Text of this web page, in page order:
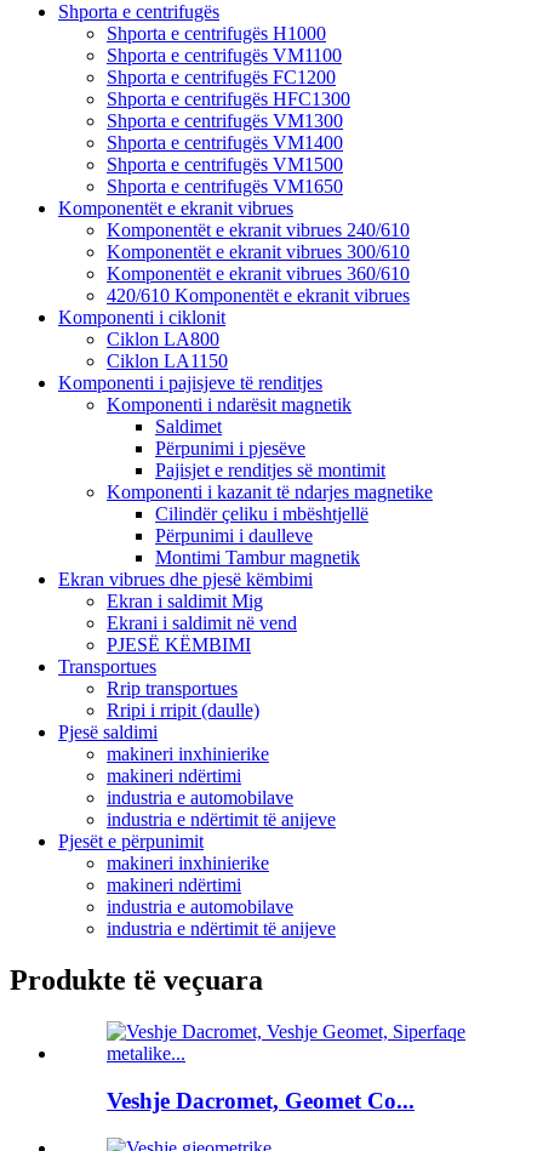
Shporta e centrifugës
Shporta e centrifugës H1000
Shporta e centrifugës VM1100
Shporta e centrifugës FC1200
Shporta e centrifugës HFC1300
Shporta e centrifugës VM1300
Shporta e centrifugës VM1400
Shporta e centrifugës VM1500
Shporta e centrifugës VM1650
Komponentët e ekranit vibrues
Komponentët e ekranit vibrues 240/610
Komponentët e ekranit vibrues 300/610
Komponentët e ekranit vibrues 360/610
420/610 Komponentët e ekranit vibrues
Komponenti i ciklonit
Ciklon LA800
Ciklon LA1150
Komponenti i pajisjeve të renditjes
Komponenti i ndarësit magnetik
Saldimet
Përpunimi i pjesëve
Pajisjet e renditjes së montimit
Komponenti i kazanit të ndarjes magnetike
Cilindër çeliku i mbështjellë
Përpunimi i daulleve
Montimi Tambur magnetik
Ekran vibrues dhe pjesë këmbimi
Ekran i saldimit Mig
Ekrani i saldimit në vend
PJESË KËMBIMI
Transportues
Rrip transportues
Rripi i rripit (daulle)
Pjesë saldimi
makineri inxhinierike
makineri ndërtimi
industria e automobilave
industria e ndërtimit të anijeve
Pjesët e përpunimit
makineri inxhinierike
makineri ndërtimi
industria e automobilave
industria e ndërtimit të anijeve
Produkte të veçuara
Veshje Dacromet, Geomet Co...